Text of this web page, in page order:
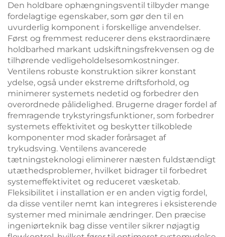
Den holdbare ophængningsventil tilbyder mange
fordelagtige egenskaber, som gør den til en
uvurderlig komponent i forskellige anvendelser.
Først og fremmest reducerer dens ekstraordinære
holdbarhed markant udskiftningsfrekvensen og de
tilhørende vedligeholdelsesomkostninger.
Ventilens robuste konstruktion sikrer konstant
ydelse, også under ekstreme driftsforhold, og
minimerer systemets nedetid og forbedrer den
overordnede pålidelighed. Brugerne drager fordel af
fremragende trykstyringsfunktioner, som forbedrer
systemets effektivitet og beskytter tilkoblede
komponenter mod skader forårsaget af
trykudsving. Ventilens avancerede
tætningsteknologi eliminerer næsten fuldstændigt
utæthedsproblemer, hvilket bidrager til forbedret
systemeffektivitet og reduceret væsketab.
Fleksibilitet i installation er en anden vigtig fordel,
da disse ventiler nemt kan integreres i eksisterende
systemer med minimale ændringer. Den præcise
ingeniørteknik bag disse ventiler sikrer nøjagtig